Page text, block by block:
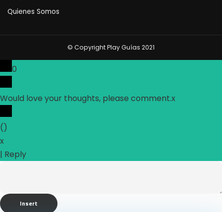
Quienes Somos
© Copyright Play Guías 2021
0
Would love your thoughts, please comment.x
()
x
| Reply
Insert